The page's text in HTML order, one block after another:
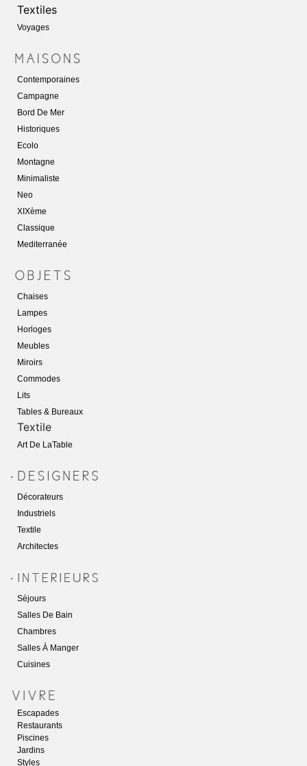
Textiles
Voyages
Contemporaines
Campagne
Bord De Mer
Historiques
Ecolo
Montagne
Minimaliste
Neo
XIXème
Classique
Mediterranée
Chaises
Lampes
Horloges
Meubles
Miroirs
Commodes
Lits
Tables & Bureaux
Textile
Art De LaTabl E
.
Décorateurs
Industriels
Textile
Architectes
.
Séjours
Salles De Bain
Chambres
Salles À Manger
Cuisines
Escapades
Restaurants
Piscines
Jardins
Styles